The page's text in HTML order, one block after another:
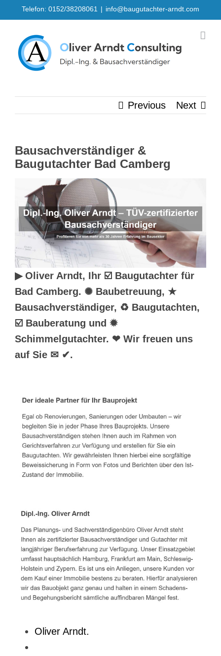
to
content
Telefon: 0152/38208061 | info@baugutachter-arndt.com
Previous Next
Bausachverständiger &
Baugutachter Bad Camberg
▶︎ Oliver Arndt, Ihr ☑️ Baugutachter für
Bad Camberg. ✺ Baubetreuung, ★
Bausachverständiger, ♻ Baugutachten,
☑️ Bauberatung und ✹
Schimmelgutachter. ❤ Wir freuen uns
auf Sie ✉ ✔.
Oliver Arndt.